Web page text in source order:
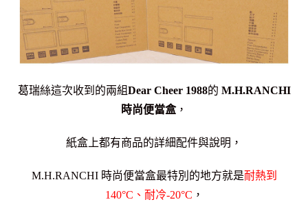
葛瑞絲這次收到的兩組Dear Cheer 1988的 M.H.RANCHI
時尚便當盒，
紙盒上都有商品的詳細配件與說明，
M.H.RANCHI 時尚便當盒最特別的地方就是耐熱到
140°C 、耐冷-20°C ，